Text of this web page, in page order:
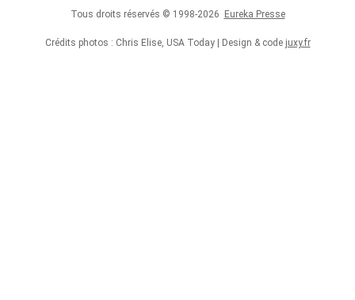
Tous droits réservés © 1998-2026 Eureka Presse
Crédits photos : Chris Elise, USA Today | Design & code juxy.fr